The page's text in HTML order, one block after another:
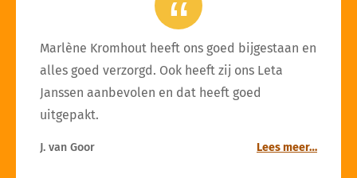
Marlène Kromhout heeft ons goed bijgestaan en
alles goed verzorgd. Ook heeft zij ons Leta
Janssen aanbevolen en dat heeft goed
uitgepakt.
J. van Goor Lees meer…